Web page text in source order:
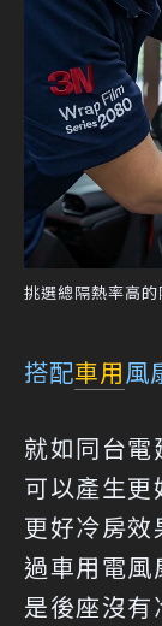
挑選總隔熱率高
搭配車用風
就如同台電
可以產生
更好冷房
過車用電風
是後座沒